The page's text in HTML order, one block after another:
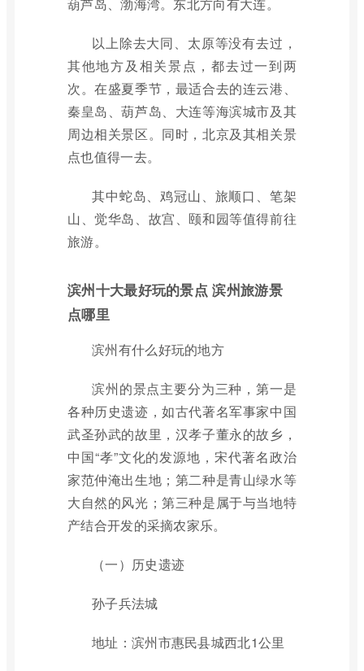
以上除去大同、太原等没有去过，
其他地方及相关景点，都去过一到两
次。在盛夏季节，最适合去的连云港、
秦皇岛、葫芦岛、大连等海滨城市及其
周边相关景区。同时，北京及其相关景
点也值得一去。
其中蛇岛、鸡冠山、旅顺口、笔架
山、觉华岛、故宫、颐和园等值得前往
旅游。
滨州十大最好玩的景点 滨州旅游景
点哪里
滨州有什么好玩的地方
滨州的景点主要分为三种，第一是
各种历史遗迹，如古代著名军事家中国
武圣孙武的故里，汉孝子董永的故乡，
中国“孝”文化的发源地，宋代著名政治
家范仲淹出生地；第二种是青山绿水等
大自然的风光；第三种是属于与当地特
产结合开发的采摘农家乐。
（一）历史遗迹
孙子兵法城
地址：滨州市惠民县城西北1公里